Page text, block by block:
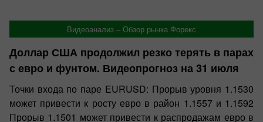
Видеоанализ – Обзор рынка Форекс
Доллар США продолжил резко терять в парах
с евро и фунтом. Видеопрогноз на 31 июля
Точки входа по паре EURUSD: Прорыв уровня 1.1530
может привести к росту евро в район 1.1557 и 1.1592
Прорыв 1.1501 может привести к распродажам евро в